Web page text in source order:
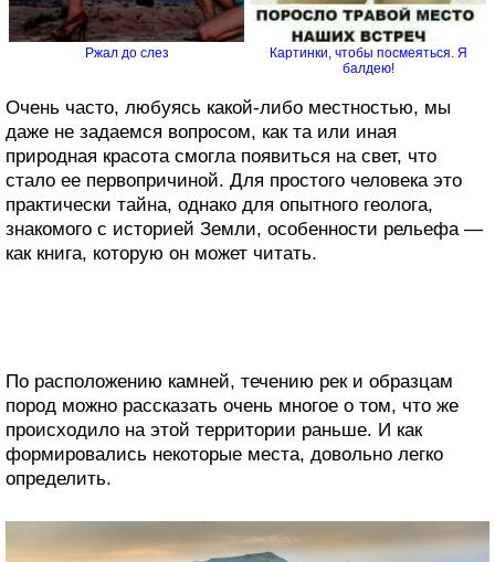
Ржал до слез
Картинки, чтобы посмеяться. Я
балдею!
Очень часто, любуясь какой-либо местностью, мы
даже не задаемся вопросом, как та или иная
природная красота смогла появиться на свет, что
стало ее первопричиной. Для простого человека это
практически тайна, однако для опытного геолога,
знакомого с историей Земли, особенности рельефа —
как книга, которую он может читать.
По расположению камней, течению рек и образцам
пород можно рассказать очень многое о том, что же
происходило на этой территории раньше. И как
формировались некоторые места, довольно легко
определить.